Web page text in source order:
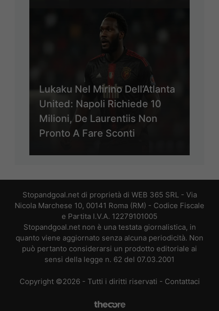
Lukaku Nel Mirino Dell’Atlanta
United: Napoli Richiede 10
Milioni, De Laurentiis Non
Pronto A Fare Sconti
Stopandgoal.net di proprietà di WEB 365 SRL - Via
Nicola Marchese 10, 00141 Roma (RM) - Codice Fiscale
e Partita I.V.A. 12279101005
Stopandgoal.net non è una testata giornalistica, in
quanto viene aggiornato senza alcuna periodicità. Non
può pertanto considerarsi un prodotto editoriale ai
sensi della legge n. 62 del 07.03.2001
Copyright ©2026 - Tutti i diritti riservati - Contattaci